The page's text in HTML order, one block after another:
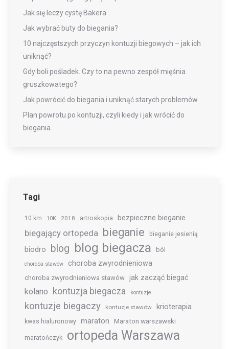
Jak się leczy cystę Bakera
Jak wybrać buty do biegania?
10 najczęstszych przyczyn kontuzji biegowych – jak ich
uniknąć?
Gdy boli pośladek. Czy to na pewno zespół mięśnia
gruszkowatego?
Jak powrócić do biegania i uniknąć starych problemów
Plan powrotu po kontuzji, czyli kiedy i jak wrócić do
biegania.
Tagi
10 km 10K 2018 artroskopia bezpieczne bieganie
biegający ortopeda bieganie bieganie jesienią
biodro blog blog biegacza ból
choroba stawów choroba zwyrodnieniowa
choroba zwyrodnieniowa stawów jak zacząć biegać
kolano kontuzja biegacza kontuzje
kontuzje biegaczy kontuzje stawów krioterapia
kwas hialuronowy maraton Maraton warszawski
maratończyk ortopeda Warszawa